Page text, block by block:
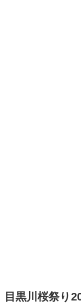
目黒川桜祭り